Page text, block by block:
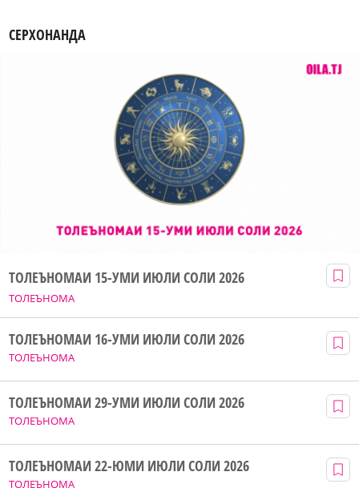
СЕРХОНАНДА
ТОЛЕЪНОМА
ТОЛЕЪНОМАИ 15-УМИ ИЮЛИ СОЛИ 2026
ТОЛЕЪНОМА
ТОЛЕЪНОМАИ 16-УМИ ИЮЛИ СОЛИ 2026
ТОЛЕЪНОМА
ТОЛЕЪНОМАИ 29-УМИ ИЮЛИ СОЛИ 2026
ТОЛЕЪНОМА
ТОЛЕЪНОМАИ 22-ЮМИ ИЮЛИ СОЛИ 2026